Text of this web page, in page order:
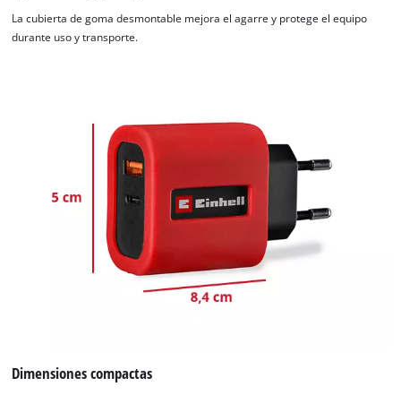
La cubierta de goma desmontable mejora el agarre y protege el equipo
durante uso y transporte.
Dimensiones compactas